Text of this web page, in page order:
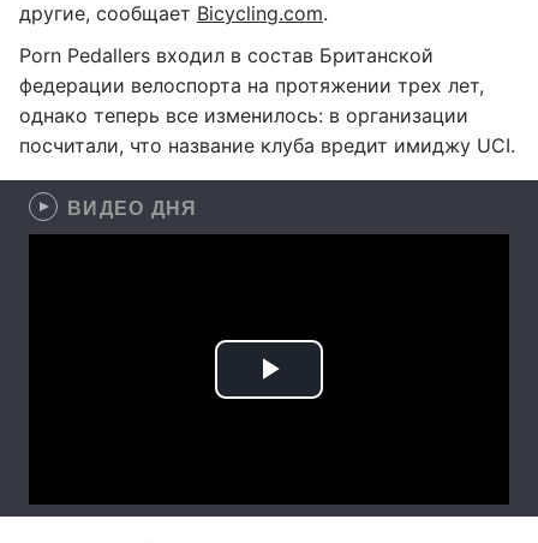
другие, сообщает Bicycling.com.
Porn Pedallers входил в состав Британской
федерации велоспорта на протяжении трех лет,
однако теперь все изменилось: в организации
посчитали, что название клуба вредит имиджу UCI.
ВИДЕО ДНЯ